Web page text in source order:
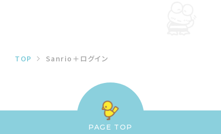
TOP Sanrio＋ログイン
PAGE TOP